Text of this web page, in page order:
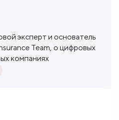
эксперт и основатель
Team, о цифровых
компаниях